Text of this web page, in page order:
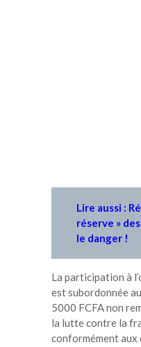
Lire aussi :
réserve »
le danger !
La participation à
est subordonnée
5000 FCFA non
la lutte contre la
conformément aux